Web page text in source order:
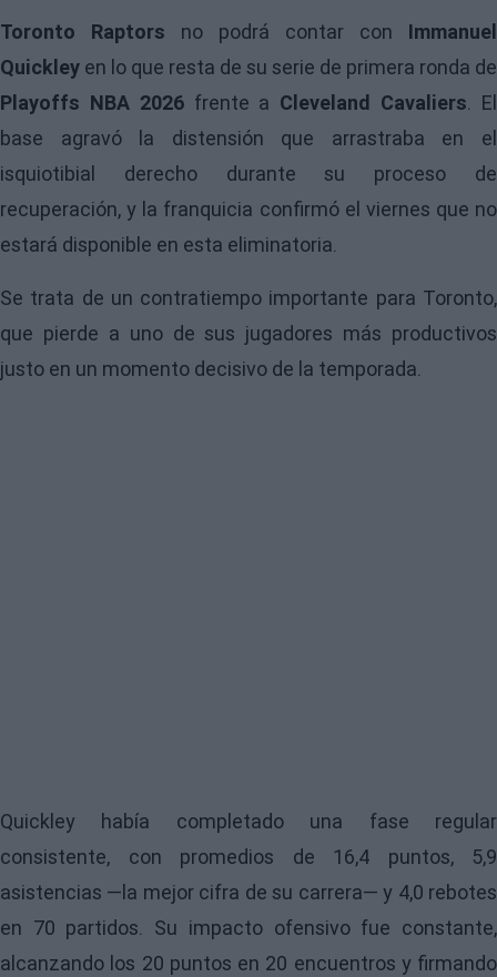
Toronto Raptors no podrá contar con Immanuel
Quickley en lo que resta de su serie de primera ronda de
Playoffs NBA 2026frente a Cleveland Cavaliers . El
base agravó la distensión que arrastraba en el
isquiotibial derecho durante su proceso de
recuperación, y la franquicia confirmó el viernes que no
estará disponible en esta eliminatoria.
Se trata de un contratiempo importante para Toronto,
que pierde a uno de sus jugadores más productivos
justo en un momento decisivo de la temporada.
Quickley había completado una fase regular
consistente, con promedios de 16,4 puntos, 5,9
asistencias —la mejor cifra de su carrera— y 4,0 rebotes
en 70 partidos. Su impacto ofensivo fue constante,
alcanzando los 20 puntos en 20 encuentros y firmando